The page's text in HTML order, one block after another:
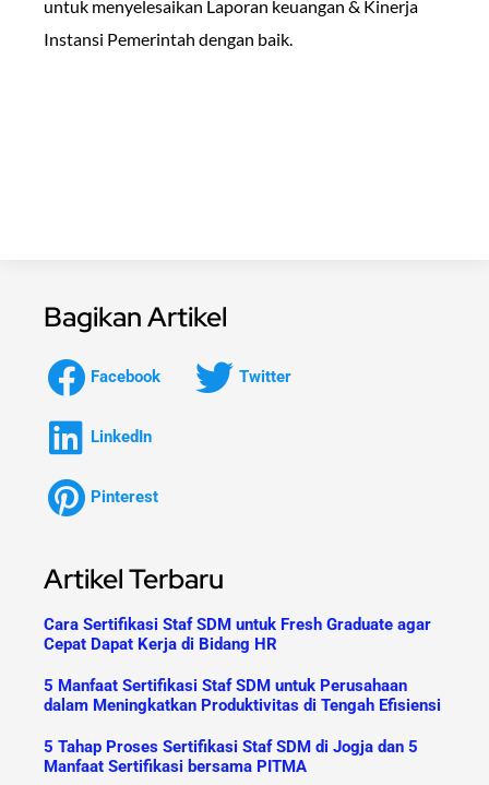
untuk menyelesaikan Laporan keuangan & Kinerja
Instansi Pemerintah dengan baik.
Bagikan Artikel
Facebook Twitter
LinkedIn
Pinterest
Artikel Terbaru
Cara Sertifikasi Staf SDM untuk Fresh Graduate agar
Cepat Dapat Kerja di Bidang HR
5 Manfaat Sertifikasi Staf SDM untuk Perusahaan
dalam Meningkatkan Produktivitas di Tengah Efisiensi
5 Tahap Proses Sertifikasi Staf SDM di Jogja dan 5
Manfaat Sertifikasi bersama PITMA